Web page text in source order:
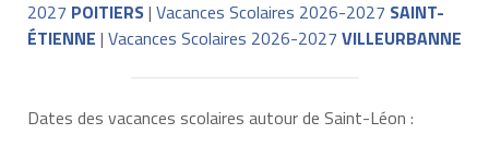
2027 POITIERS| Vacances Scolaires 2026-2027 SAINT-
ÉTIENNE | Vacances Scolaires 2026-2027 VILLEURBANNE
Dates des vacances scolaires autour de Saint-Léon :